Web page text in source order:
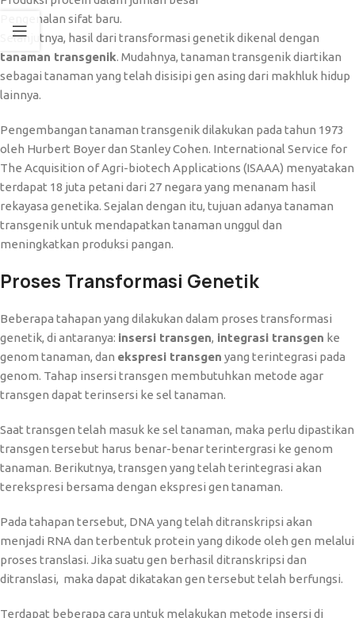
Pengenalan sifat baru.
Selanjutnya, hasil dari transformasi genetik dikenal dengan
tanaman transgenik. Mudahnya, tanaman transgenik diartikan
sebagai tanaman yang telah disisipi gen asing dari makhluk hidup
lainnya.
Pengembangan tanaman transgenik dilakukan pada tahun 1973
oleh Hurbert Boyer dan Stanley Cohen. International Service for
The Acquisition of Agri-biotech Applications (ISAAA) menyatakan
terdapat 18 juta petani dari 27 negara yang menanam hasil
rekayasa genetika. Sejalan dengan itu, tujuan adanya tanaman
transgenik untuk mendapatkan tanaman unggul dan
meningkatkan produksi pangan.
Proses Transformasi Genetik
Beberapa tahapan yang dilakukan dalam proses transformasi
genetik, di antaranya: insersi transgen, integrasi transgen ke
genom tanaman, dan ekspresi transgen yang terintegrasi pada
genom. Tahap insersi transgen membutuhkan metode agar
transgen dapat terinsersi ke sel tanaman.
Saat transgen telah masuk ke sel tanaman, maka perlu dipastikan
transgen tersebut harus benar-benar terintergrasi ke genom
tanaman. Berikutnya, transgen yang telah terintegrasi akan
terekspresi bersama dengan ekspresi gen tanaman.
Pada tahapan tersebut, DNA yang telah ditranskripsi akan
menjadi RNA dan terbentuk protein yang dikode oleh gen melalui
proses translasi. Jika suatu gen berhasil ditranskripsi dan
ditranslasi, maka dapat dikatakan gen tersebut telah berfungsi.
Terdapat beberapa cara untuk melakukan metode insersi di